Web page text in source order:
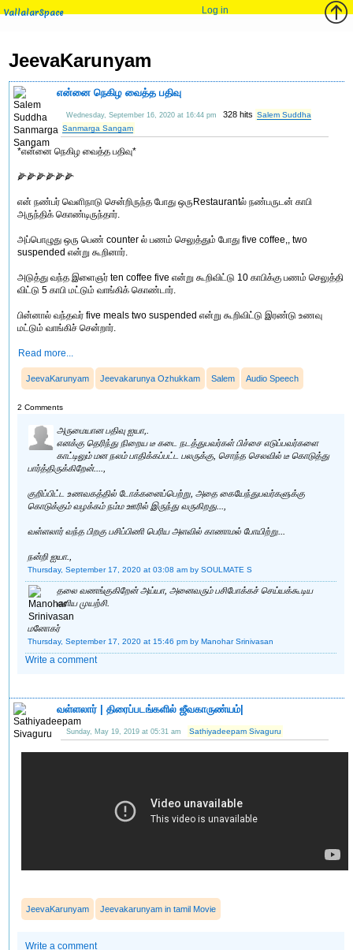
VallalarSpace Log in
JeevaKarunyam
என்னை நெகிழ வைத்த பதிவு
Wednesday, September 16, 2020 at 16:44 pm 328 hits Salem Suddha
Sanmarga Sangam
*என்னை நெகிழ வைத்த பதிவு*
🌽🌽🌽🌽🌽🌽
என் நண்பர் வெளிநாடு சென்றிருந்த போது ஒருRestaurantல் நண்பருடன் காபி
அருந்திக் கொண்டிருந்தார்.
அப்பொழுது ஒரு பெண் counter ல் பணம் செலுத்தும் போது five coffee,, two
suspended என்று கூறினார்.
அடுத்து வந்த இளைஞர் ten coffee five என்று கூறிவிட்டு 10 காபிக்கு பணம் செலுத்தி
விட்டு 5 காபி மட்டும் வாங்கிக் கொண்டார்.
பின்னால் வந்தவர் five meals two suspended என்று கூறிவிட்டு இரண்டு உணவு
மட்டும் வாங்கிச் சென்றார்.
Read more...
JeevaKarunyam Jeevakarunya Ozhukkam Salem Audio Speech
2 Comments
அருமையான பதிவு ஐயா,.
எனக்கு தெரிந்து நிறைய டீ கடை நடத்துபவர்கள் பிச்சை எடுப்பவர்களை
காட்டிலும் மன நலம் பாதிக்கப்பட்ட பலருக்கு, சொந்த செலவில் டீ கொடுத்து
பார்த்திருக்கிறேன்....,
குறிப்பிட்ட உணவகத்தில் டோக்கனைப்பெற்று, அதை கையேந்துபவர்களுக்கு
கொடுக்கும் வழக்கம் நம்ம ஊரில் இருந்து வருகிறது...,
வள்ளலார் வந்த பிறகு பசிப்பிணி பெரிய அளவில் காணாமல் போயிற்று...
நன்றி ஐயா.,
Thursday, September 17, 2020 at 03:08 am by SOULMATE S
தலை வணங்குகிறேன் அய்யா, அனைவரும் பசிபோக்கச் செய்யக்கூடிய
எளிய முயற்சி.
மனோகர்
Thursday, September 17, 2020 at 15:46 pm by Manohar Srinivasan
Write a comment
வள்ளலார் | திரைப்படங்களில் ஜீவகாருண்யம்|
Sunday, May 19, 2019 at 05:31 am Sathiyadeepam Sivaguru
JeevaKarunyam Jeevakarunyam in tamil Movie
Write a comment